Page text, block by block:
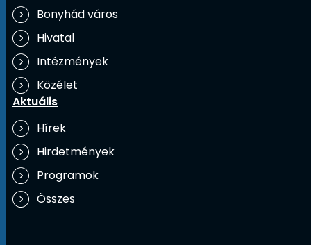
Bonyhád város
Hivatal
Intézmények
Közélet
Aktuális
Hírek
Hirdetmények
Programok
Összes